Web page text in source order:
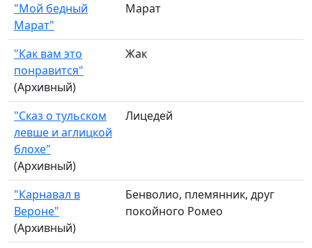
"Мой бедный
Марат"
Марат
"Как вам это
понравится"
(Архивный)
Жак
"Сказ о тульском
левше и аглицкой
блохе"
(Архивный)
Лицедей
"Карнавал в
Вероне"
(Архивный)
Бенволио, племянник, друг
покойного Ромео